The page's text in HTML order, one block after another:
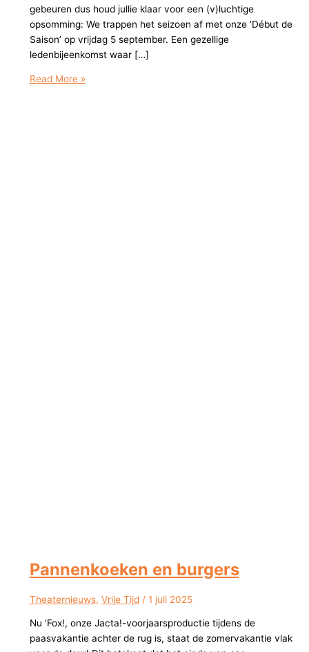
gebeuren dus houd jullie klaar voor een (v)luchtige
opsomming: We trappen het seizoen af met onze ‘Début de
Saison’ op vrijdag 5 september. Een gezellige
ledenbijeenkomst waar […]
Fris
Read More »
Pannenkoeken en burgers
Theaternieuws, Vrije Tijd/ 1 juli 2025
Nu ‘Fox!, onze Jacta!-voorjaarsproductie tijdens de
paasvakantie achter de rug is, staat de zomervakantie vlak